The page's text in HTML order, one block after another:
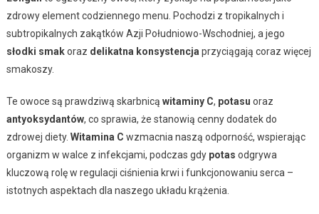
zdrowy element codziennego menu. Pochodzi z tropikalnych i
subtropikalnych zakątków Azji Południowo-Wschodniej, a jego
słodki smakoraz delikatna konsystencja przyciągają coraz więcej
smakoszy.
Te owoce są prawdziwą skarbnicą witaminy C, potasu oraz
antyoksydantów, co sprawia, że stanowią cenny dodatek do
zdrowej diety. Witamina C wzmacnia naszą odporność, wspierając
organizm w walce z infekcjami, podczas gdy potas odgrywa
kluczową rolę w regulacji ciśnienia krwi i funkcjonowaniu serca –
istotnych aspektach dla naszego układu krążenia.